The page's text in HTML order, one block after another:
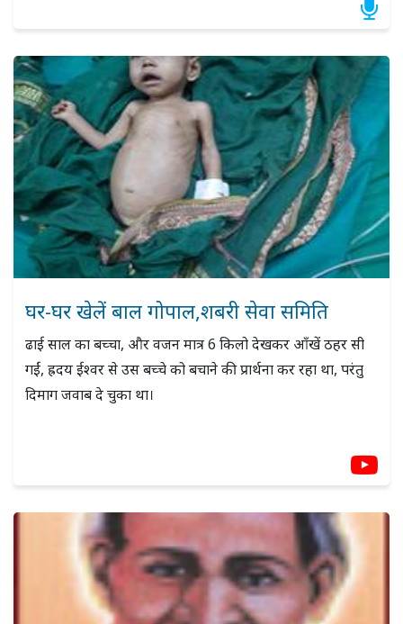
घर-घर खेलें बाल गोपाल,शबरी सेवा समिति
ढाई साल का बच्चा, और वजन मात्र 6 किलो देखकर आँखें ठहर सी
गईं, ह्रदय ईश्वर से उस बच्चे को बचाने की प्रार्थना कर रहा था, परंतु
दिमाग जवाब दे चुका था।